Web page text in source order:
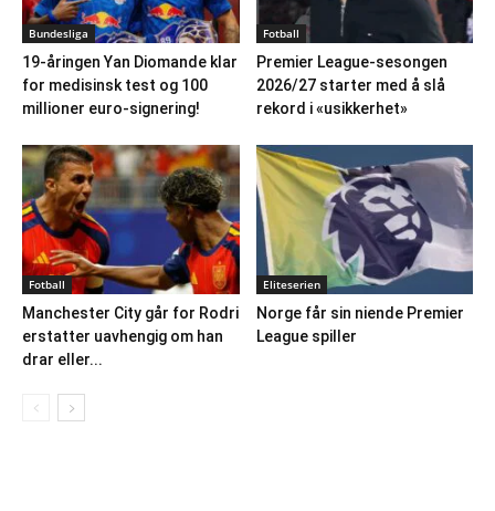
Bundesliga
19-åringen Yan Diomande klar
for medisinsk test og 100
millioner euro-signering!
Fotball
Premier League-sesongen
2026/27 starter med å slå
rekord i «usikkerhet»
Fotball
Manchester City går for Rodri
erstatter uavhengig om han
drar eller...
Eliteserien
Norge får sin niende Premier
League spiller